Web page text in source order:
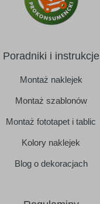
Poradniki i instrukcje
Montaż naklejek
Montaż szablonów
Montaż fototapet i tablic
Kolory naklejek
Blog o dekoracjach